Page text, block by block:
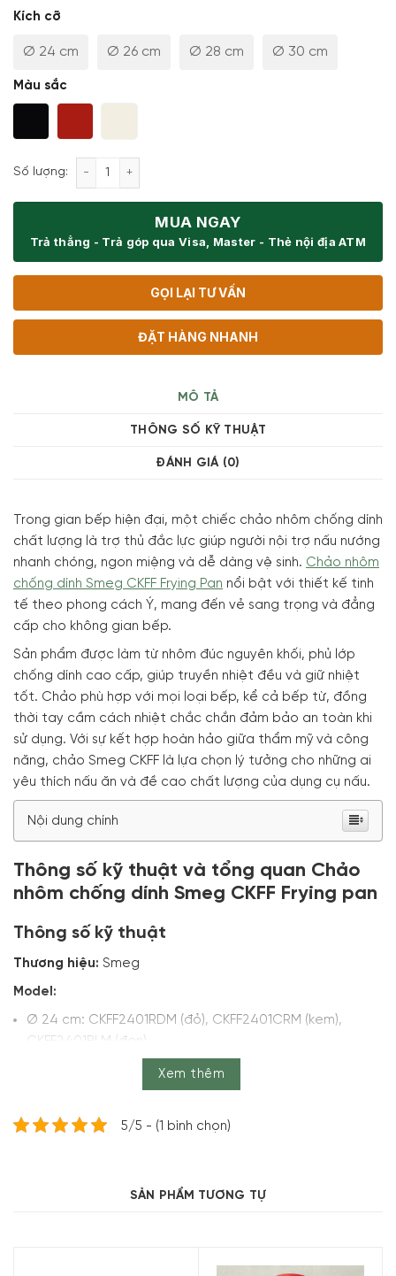
Kích cỡ
Ø 24 cm Ø 26 cm Ø 28 cm Ø 30 cm
Màu sắc
Số lượng: Chảo nhôm chống dính Smeg CKFF Frying pan số
MUA NGAY
Trả thẳng - Trả góp qua Visa, Master - Thẻ nội địa ATM
GỌI LẠI TƯ VẤN
ĐẶT HÀNG NHANH
MÔ TẢ
THÔNG SỐ KỸ THUẬT
ĐÁNH GIÁ (0)
Trong gian bếp hiện đại, một chiếc chảo nhôm chống dính
chất lượng là trợ thủ đắc lực giúp người nội trợ nấu nướng
nhanh chóng, ngon miệng và dễ dàng vệ sinh. Chảo nhôm
chống dính Smeg CKFF Frying Pan nổi bật với thiết kế tinh
tế theo phong cách Ý, mang đến vẻ sang trọng và đẳng
cấp cho không gian bếp.
Sản phẩm được làm từ nhôm đúc nguyên khối, phủ lớp
chống dính cao cấp, giúp truyền nhiệt đều và giữ nhiệt
tốt. Chảo phù hợp với mọi loại bếp, kể cả bếp từ, đồng
thời tay cầm cách nhiệt chắc chắn đảm bảo an toàn khi
sử dụng. Với sự kết hợp hoàn hảo giữa thẩm mỹ và công
năng, chảo Smeg CKFF là lựa chọn lý tưởng cho những ai
yêu thích nấu ăn và đề cao chất lượng của dụng cụ nấu.
Nội dung chính
Thông số kỹ thuật và tổng quan Chảo
nhôm chống dính Smeg CKFF Frying pan
Thông số kỹ thuật
Thương hiệu: Smeg
Model:
Ø 24 cm: CKFF2401RDM (đỏ), CKFF2401CRM (kem),
CKFF2401BLM (đen)
Ø 26 cm: CKFF2601RDM (đỏ), CKFF2601CRM (kem),
CKFF2601BLM (đen)
CKFF2801BLM (đen)
Xem thêm
5/5 - (1 bình chọn)
SẢN PHẨM TƯƠNG TỰ